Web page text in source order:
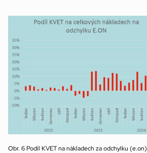
Obr. 6 Podíl KVET na nákladech za odchylku (e.on)